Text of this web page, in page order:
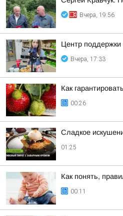
Вчера, 19:56
Центр поддержки
Вчера, 17:33
Как
00:26
Сладкое
01:25
Как понять,
00:11